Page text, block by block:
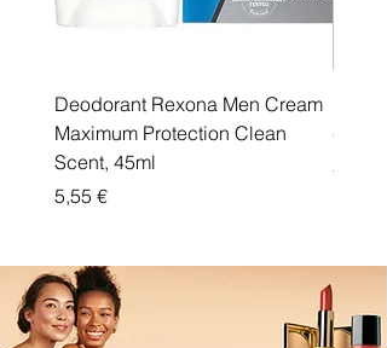
Deodorant Rexona Men Cream
Maximum Protection Clean
Scent, 45ml
Price
5,55 €
Price
5,55 €